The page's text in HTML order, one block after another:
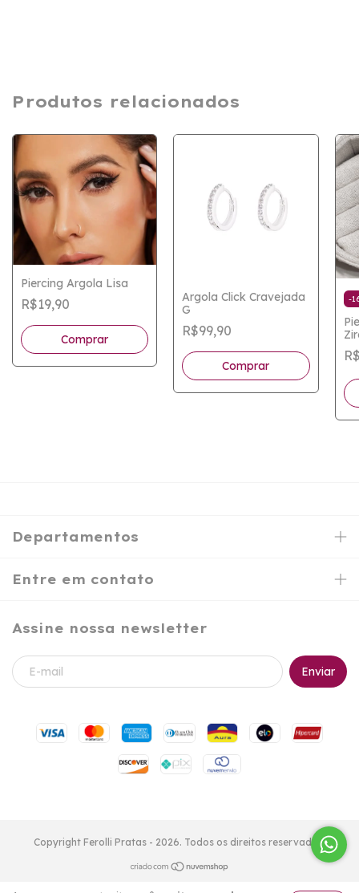
Produtos relacionados
Piercing Argola Lisa
R$19,90
Comprar
Argola Click Cravejada
G
R$99,90
-
Departamentos
Entre em contato
Assine nossa newsletter
Copyright Ferolli Pratas - 2026. Todos os direitos reservados.